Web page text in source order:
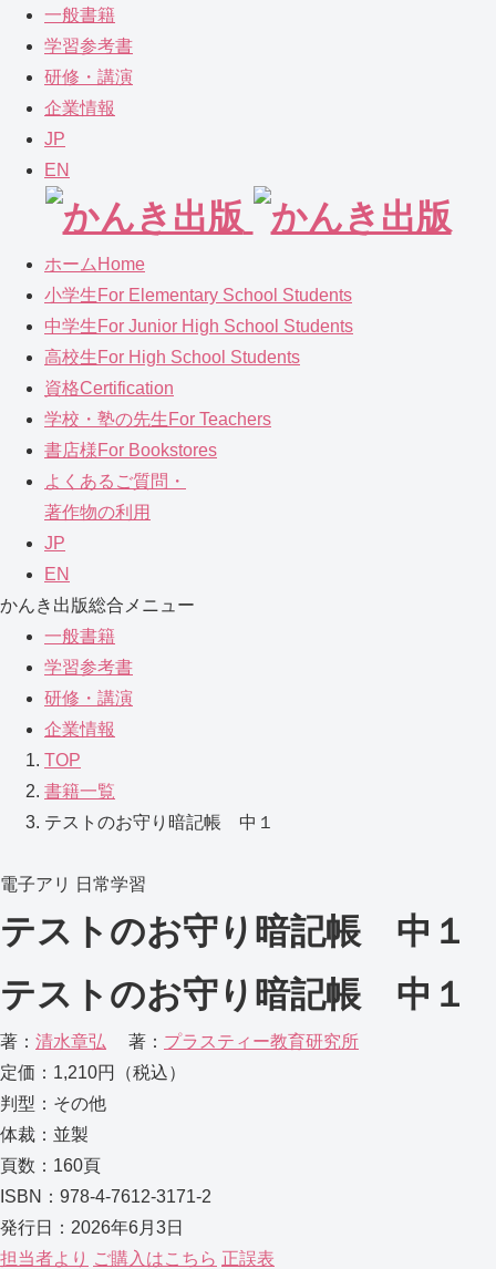
一般書籍
学習参考書
研修・講演
企業情報
JP
EN
ホーム Home
小学生For Elementary School Students
中学生For Junior High School Students
高校生For High School Students
資格Certification
学校・塾の先生For Teachers
書店様For Bookstores
よくあるご質問 ・
著作物の利用
JP
EN
かんき出版総合メニュー
一般書籍
学習参考書
研修・講演
企業情報
TOP
書籍一覧
テストのお守り暗記帳 中１
電子アリ 日常学習
テストのお守り暗記帳 中１
テストのお守り暗記帳 中１
著： 清水章弘 著： プラスティー教育研究所
定価：1,210円（税込）
判型：その他
体裁：並製
頁数：160頁
ISBN：978-4-7612-3171-2
発行日：2026年6月3日
担当者より ご購入はこちら 正誤表